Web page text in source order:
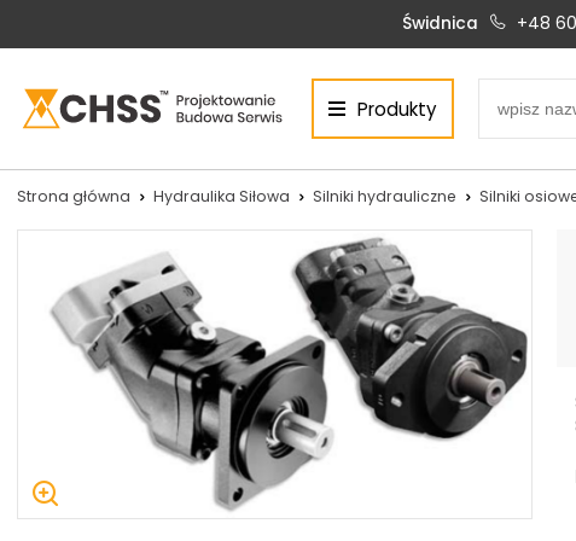
Centrum Hydrauliki Siłowej Świdnica
CHSS.PL DAWID WOŹNY
Siłowniki:
+48 690 884 272
silowniki@chss.pl
Serwis:
+48 536 202 250
+48 609 877 288
serwis@chss.pl
Świdnica +48
Produkty
Strona główna Hydraulika Siłowa Silniki hydrauliczne Silniki